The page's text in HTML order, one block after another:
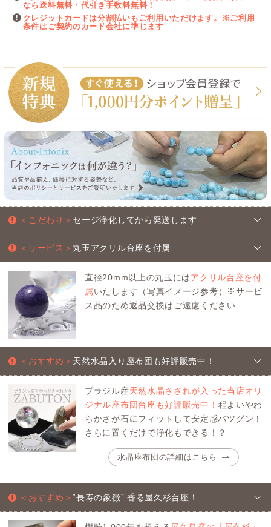
なら送料無料・代引き手数料無料！
クレジットカードは分割払いもご利用いただけます。※ご利用
条件はご契約のカード会社に準じます
＜こだわり＞ セージ浄化してから発送します
＜サービス＞ 丸玉アクリル台座を付属
直径20mm以上の丸玉にはアクリル台座を付
属いたします（写真イメージ参考）※サービ
ス品のため返品交換はご遠慮ください
＜おすすめ＞ 天然水晶入り座布団も好評販売中！
ブラジル産天然水晶さざれが入った当店オリ
ジナル座布団台座も好評販売中！ 程よいやわ
らかさが石にフィットして安定感バツグン！
さらに置くだけで浄化もできる！？
水晶座布団の詳細はこちら
＜おすすめ＞“長寿の象徴” 香る屋久杉台座！